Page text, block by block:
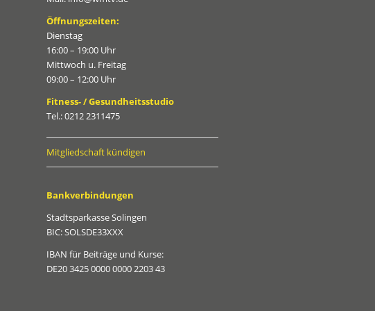
Öffnungszeiten:
Dienstag
16:00 – 19:00 Uhr
Mittwoch u. Freitag
09:00 – 12:00 Uhr
Fitness- / Gesundheitsstudio
Tel.: 0212 2311475
Mitgliedschaft kündigen
Bankverbindungen
Stadtsparkasse Solingen
BIC: SOLSDE33XXX
IBAN für Beiträge und Kurse:
DE20 3425 0000 0000 2203 43